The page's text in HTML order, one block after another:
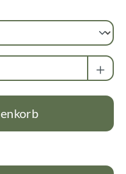
gewünschten Wert